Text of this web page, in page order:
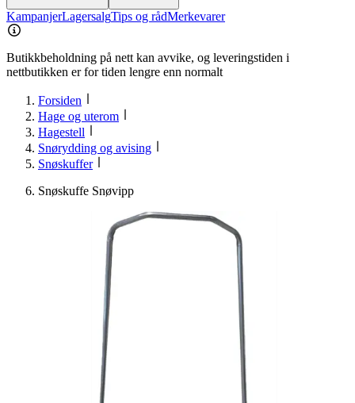
KampanjerLagersalgTips og rådMerkevarer
Butikkbeholdning på nett kan avvike, og leveringstiden i
nettbutikken er for tiden lengre enn normalt
Forsiden
Hage og uterom
Hagestell
Snørydding og avising
Snøskuffer
Snøskuffe Snøvipp